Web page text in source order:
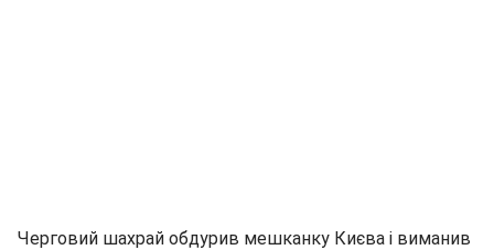
Черговий шахрай обдурив мешканку Києва і виманив